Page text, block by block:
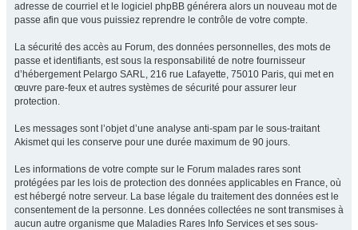
adresse de courriel et le logiciel phpBB générera alors un nouveau mot de
passe afin que vous puissiez reprendre le contrôle de votre compte.
La sécurité des accès au Forum, des données personnelles, des mots de
passe et identifiants, est sous la responsabilité de notre fournisseur
d’hébergement Pelargo SARL, 216 rue Lafayette, 75010 Paris, qui met en
œuvre pare-feux et autres systèmes de sécurité pour assurer leur
protection.
Les messages sont l’objet d’une analyse anti-spam par le sous-traitant
Akismet qui les conserve pour une durée maximum de 90 jours.
Les informations de votre compte sur le Forum malades rares sont
protégées par les lois de protection des données applicables en France, où
est hébergé notre serveur. La base légale du traitement des données est le
consentement de la personne. Les données collectées ne sont transmises à
aucun autre organisme que Maladies Rares Info Services et ses sous-